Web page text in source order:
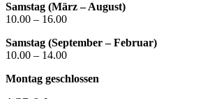
Samstag (März – August)
10.00 – 16.00
Samstag (September – Februar)
10.00 – 14.00
Montag geschlossen